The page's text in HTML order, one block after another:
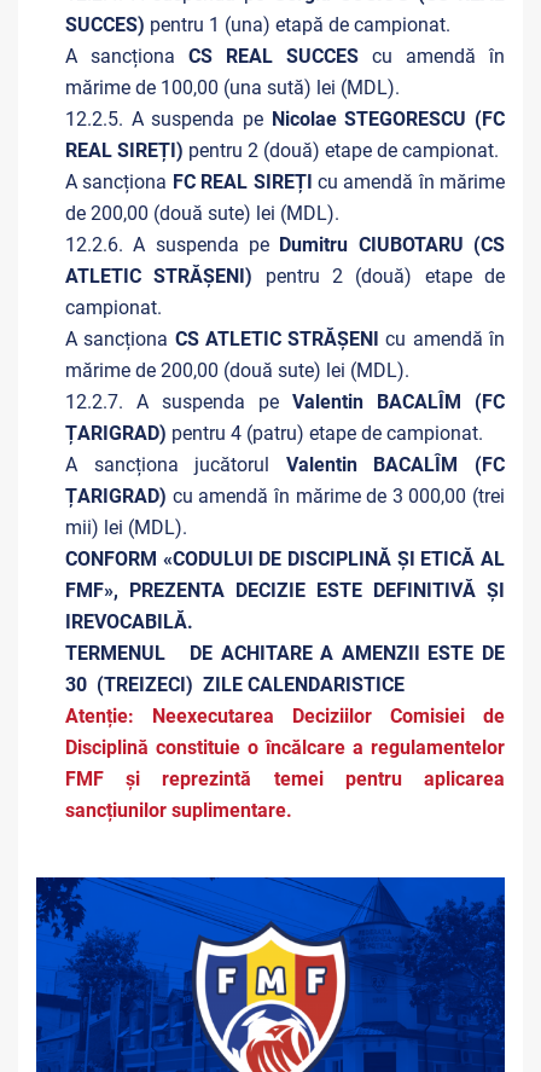
SUCCES) pentru 1 (una) etapă de campionat.
A sancționa CS REAL SUCCES cu amendă în
mărime de 100,00 (una sută) lei (MDL).
12.2.5. A suspenda pe Nicolae STEGORESCU (FC
REAL SIREȚI) pentru 2 (două) etape de campionat.
A sancționa FC REAL SIREȚI cu amendă în mărime
de 200,00 (două sute) lei (MDL).
12.2.6. A suspenda pe Dumitru CIUBOTARU (CS
ATLETIC STRĂȘENI) pentru 2 (două) etape de
campionat.
A sancționa CS ATLETIC STRĂȘENI cu amendă în
mărime de 200,00 (două sute) lei (MDL).
12.2.7. A suspenda pe Valentin BACALÎM (FC
ȚARIGRAD) pentru 4 (patru) etape de campionat.
A sancționa jucătorul Valentin BACALÎM (FC
ȚARIGRAD) cu amendă în mărime de 3 000,00 (trei
mii) lei (MDL).
CONFORM «CODULUI DE DISCIPLINĂ ȘI ETICĂ AL
FMF», PREZENTA DECIZIE ESTE DEFINITIVĂ ŞI
IREVOCABILĂ.
TERMENUL DE ACHITARE A AMENZII ESTE DE
30 (TREIZECI) ZILE CALENDARISTICE
Atenție: Neexecutarea Deciziilor Comisiei de
Disciplină constituie o încălcare a regulamentelor
FMF și reprezintă temei pentru aplicarea
sancțiunilor suplimentare.